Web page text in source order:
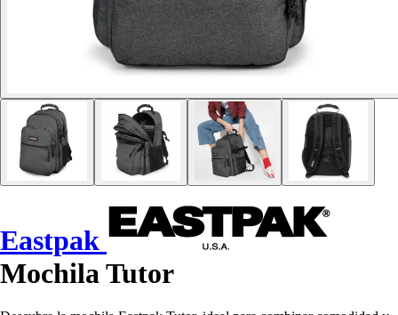
Eastpak
Mochila Tutor